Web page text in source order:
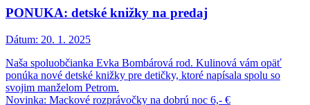
PONUKA: detské knižky na predaj
Dátum: 20. 1. 2025
Naša spoluobčianka Evka Bombárová rod. Kulinová vám opäť
ponúka nové detské knižky pre detičky, ktoré napísala spolu so
svojim manželom Petrom.
Novinka: Mackové rozprávočky na dobrú noc 6,- €